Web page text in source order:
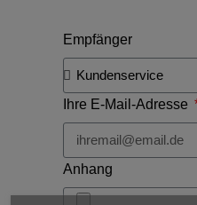
Empfänger
Ihre E-Mail-Adresse
Anhang